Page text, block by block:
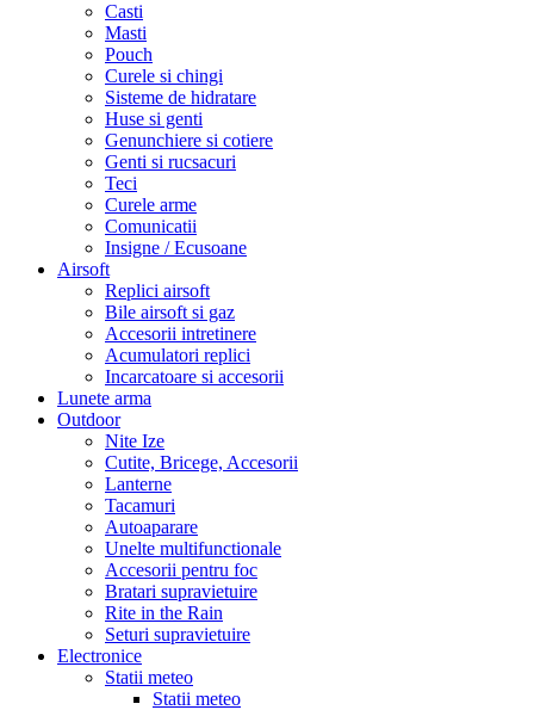
Casti
Masti
Pouch
Curele si chingi
Sisteme de hidratare
Huse si genti
Genunchiere si cotiere
Genti si rucsacuri
Teci
Curele arme
Comunicatii
Insigne / Ecusoane
Airsoft
Replici airsoft
Bile airsoft si gaz
Accesorii intretinere
Acumulatori replici
Incarcatoare si accesorii
Lunete arma
Outdoor
Nite Ize
Cutite, Bricege, Accesorii
Lanterne
Tacamuri
Autoaparare
Unelte multifunctionale
Accesorii pentru foc
Bratari supravietuire
Rite in the Rain
Seturi supravietuire
Electronice
Statii meteo
Statii meteo